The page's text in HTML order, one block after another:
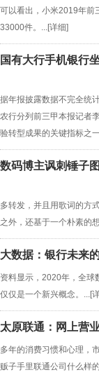
可以看出，小米2019年前
33000件。...[详细]
国有大行手机银行
据年报披露数据不完全统
农行分列前三甲本报记者
验转型成果的关键指标之
数码博主讽刺锤子
多转发，并且用歌词的方
之外，还基于一个朴素的
大数据：银行未来
资料显示，2020年，全球
仅仅是一个新兴概念。...[
太原联通：网上营
多年的消费习惯和心理，
贩子手里联通公司什么样